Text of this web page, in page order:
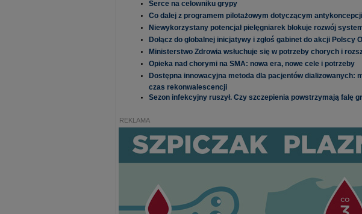
Serce na celowniku grypy
Co dalej z programem pilotażowym dotyczącym
Niewykorzystany potencjał pielęgniarek blokuje rozwój
Dołącz do globalnej inicjatywy i zgłoś gabinet do akcji Polscy
Ministerstwo Zdrowia wsłuchuje się w potrzeby chorych i
Opieka nad chorymi na SMA: nowa era, nowe cele i potrzeby
Dostępna innowacyjna metoda dla pacjentów dializowanych:
czas rekonwalescencji
Sezon infekcyjny ruszył. Czy szczepienia powstrzymają falę
REKLAMA